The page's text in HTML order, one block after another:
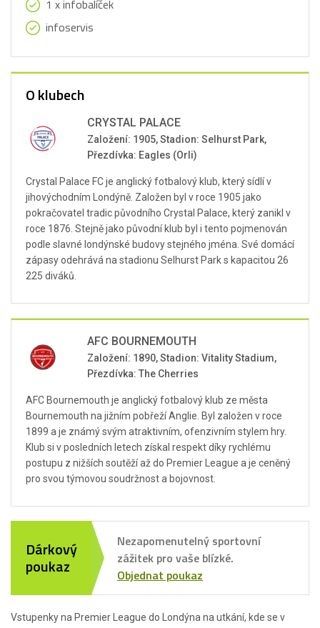
Vstupenky na Premier League do Londýna na utkání, kde se v
1 x infobalíček
infoservis
O klubech
CRYSTAL PALACE
Založení: 1905, Stadion: Selhurst Park,
Přezdívka: Eagles (Orli)
Crystal Palace FC je anglický fotbalový klub, který sídlí v
jihovýchodním Londýně. Založen byl v roce 1905 jako
pokračovatel tradic původního Crystal Palace, který zanikl v
roce 1876. Stejně jako původní klub byl i tento pojmenován
podle slavné londýnské budovy stejného jména. Své domácí
zápasy odehrává na stadionu Selhurst Park s kapacitou 26
225 diváků.
AFC BOURNEMOUTH
Založení: 1890, Stadion: Vitality Stadium,
Přezdívka: The Cherries
AFC Bournemouth je anglický fotbalový klub ze města
Bournemouth na jižním pobřeží Anglie. Byl založen v roce
1899 a je známý svým atraktivním, ofenzivním stylem hry.
Klub si v posledních letech získal respekt díky rychlému
postupu z nižších soutěží až do Premier League a je ceněný
pro svou týmovou soudržnost a bojovnost.
Dárkový
poukaz
Nezapomenutelný sportovní
zážitek pro vaše blízké.
Objednat poukaz